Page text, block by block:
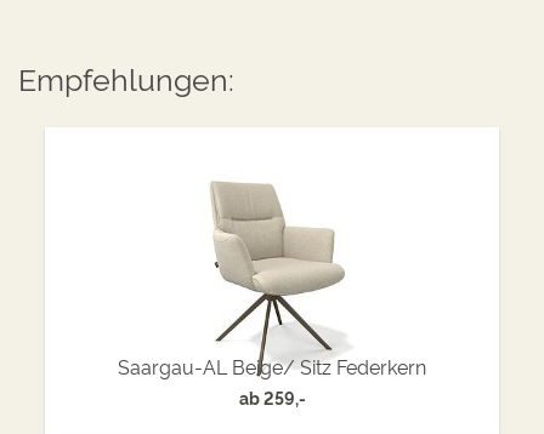
Empfehlungen:
Saargau-AL Beige/ Sitz Federkern
ab259,-